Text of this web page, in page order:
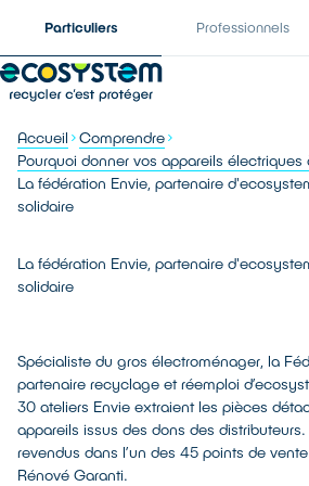
Particuliers Professionnels
Accueil
Comprendre
Pourquoi donner vos appareils
La fédération Envie, partenaire
solidaire
La fédération Envie, partenaire
solidaire
Spécialiste du gros électroménager, la
partenaire recyclage et réemploi
30 ateliers Envie extraient les pièces
appareils issus des dons des
revendus dans l’un des 45 points de
Rénové Garanti.